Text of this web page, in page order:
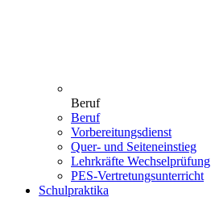
Beruf
Beruf
Vorbereitungsdienst
Quer- und Seiteneinstieg
Lehrkräfte Wechselprüfung
PES-Vertretungsunterricht
Schulpraktika